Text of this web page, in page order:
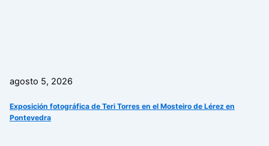
agosto 5, 2026
Exposición fotográfica de Teri Torres en el Mosteiro de Lérez en
Pontevedra